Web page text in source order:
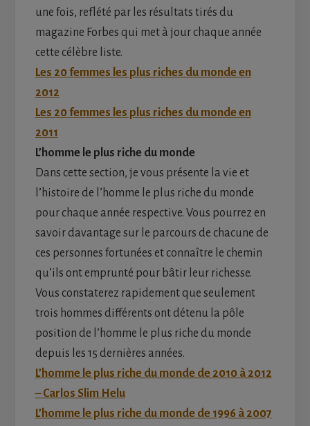
une fois, reflété par les résultats tirés du
magazine Forbes qui met à jour chaque année
cette célèbre liste.
Les 20 femmes les plus riches du monde en
2012
Les 20 femmes les plus riches du monde en
2011
L’homme le plus riche du monde
Dans cette section, je vous présente la vie et
l’histoire de l’homme le plus riche du monde
pour chaque année respective. Vous pourrez en
savoir davantage sur le parcours de chacune de
ces personnes fortunées et connaître le chemin
qu’ils ont emprunté pour bâtir leur richesse.
Vous constaterez rapidement que seulement
trois hommes différents ont détenu la pôle
position de l’homme le plus riche du monde
depuis les 15 dernières années.
L’homme le plus riche du monde de 2010 à 2012
– Carlos Slim Helu
L’homme le plus riche du monde de 1996 à 2007